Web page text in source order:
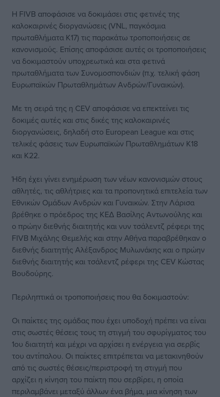
Η FIVB αποφάσισε να δοκιμάσει στις φετινές της
καλοκαιρινές διοργανώσεις (VNL, παγκόσμια
πρωταθλήματα Κ17) τις παρακάτω τροποποιήσεις σε
κανονισμούς. Επίσης αποφάσισε αυτές οι τροποποιήσεις
να δοκιμαστούν υποχρεωτικά και στα φετινά
πρωταθλήματα των Συνομοσπονδιών (π.χ. τελική φάση
Ευρωπαϊκών Πρωταθλημάτων Ανδρών/Γυναικών).
Με τη σειρά της η CEV αποφάσισε να επεκτείνει τις
δοκιμές αυτές και στις δικές της καλοκαιρινές
διοργανώσεις, δηλαδή στο European League και στις
τελικές φάσεις των Ευρωπαϊκών Πρωταθλημάτων Κ18
και Κ22.
Ήδη έχει γίνει ενημέρωση των νέων κανονισμών στους
αθλητές, τις αθλήτριες και τα προπονητικά επιτελεία των
Εθνικών Ομάδων Ανδρών και Γυναικών. Στην Λάρισα
βρέθηκε ο πρόεδρος της ΚΕΔ Βασίλης Αντωνούλης και
ο πρώην διεθνής διαιτητής και νυν τσάλεντζ ρέφερι της
FIVB Μιχάλης Θεμελής και στην Αθήνα παραβρέθηκαν ο
διεθνής διαιτητής Αλέξανδρος Μυλωνάκης και ο πρώην
διεθνής διαιτητής και τσάλεντζ ρέφερι της CEV Κώστας
Βουδούρης.
Περιληπτικά οι τροποποιήσεις που θα δοκιμαστούν:
Οι παίκτες της ομάδας που έχει υποδοχή πρέπει να είναι
στις σωστές θέσεις τους τη στιγμή του σφυρίγματος του
1ου διαιτητή και μέχρι να αρχίσει η ενέργεια για σερβίς
του αντίπαλου. Οι παίκτες επιτρέπεται να μετακινηθούν
από τις σωστές θέσεις/περιστροφή τη στιγμή που
αρχίζει η κίνηση του παίκτη που σερβίρει, η οποία
περιλαμβάνει μεταξύ άλλων ένα βήμα, μια κίνηση των